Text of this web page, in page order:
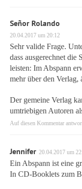
Señor Rolando
20.04.2017 um 20:12
Sehr valide Frage.
dass ausgerechnet die
leisten: Im Abspann
mehr über den Verlag,
Der gemeine Verlag
umtriebigen Autoren
Auf diesen Kommentar
Jennifer 20.04.2017 um
Ein Abspann ist eine
In CD-Booklets zum